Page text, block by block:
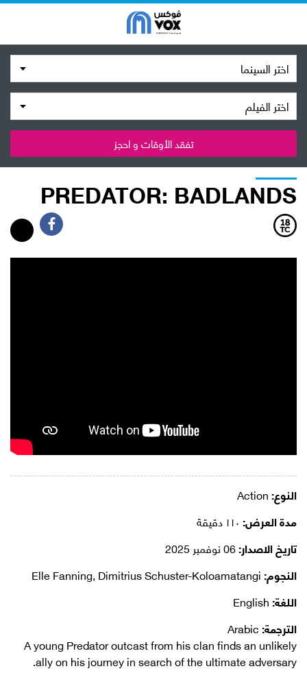
اختر السينما
اختر الفيلم
تفقد الأوقات و احجز
PREDATOR: BADLANDS
النوع:
مدة العرض:
تاريخ الاصدار:
النجوم:
اللغة:
الترجمة:
A young Predator outcast from his clan finds an unlikely
ally on his journey in search of the ultimate adversary.